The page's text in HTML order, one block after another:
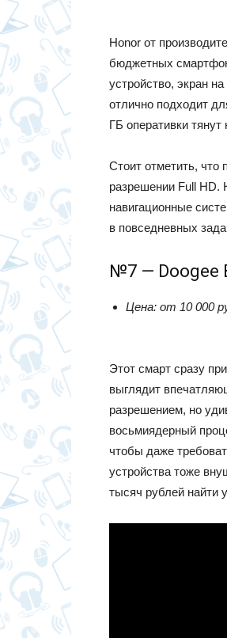
Honor от
бюджетных
устройство, экран
отлично подходит
ГБ оперативки
Стоит отметить,
разрешении Full HD.
навигационные
в повседневных
№7 — Doogee
Цена: от 10 000
Этот смарт сразу
выглядит
разрешением, но
восьмиядерный
чтобы даже
устройства тоже
тысяч рублей найти